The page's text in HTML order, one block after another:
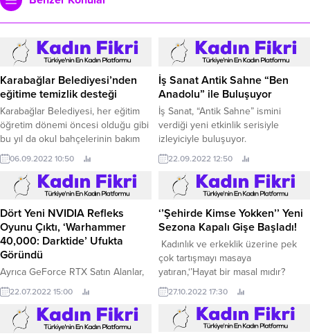
Karabağlar Belediyesi’nden
eğitime temizlik desteği
Karabağlar Belediyesi, her eğitim
öğretim dönemi öncesi olduğu gibi
bu yıl da okul bahçelerinin bakım
ve temizliklerini yapıyor.
06.09.2022 10:50
İş Sanat Antik Sahne “Ben
Anadolu” ile Buluşuyor
İş Sanat, “Antik Sahne” ismini
verdiği yeni etkinlik serisiyle
izleyiciyle buluşuyor.
22.09.2022 12:50
Dört Yeni NVIDIA Refleks
Oyunu Çıktı, ‘Warhammer
40,000: Darktide’ Ufukta
Göründü
Ayrıca GeForce RTX Satın Alanlar,
Eternal" ve daha fazlasına sahip
olacak! NVIDIA Reflex teknolojisi
22.07.2022 15:00
‘’Şehirde Kimse Yokken’’ Yeni
Sezona Kapalı Gişe Başladı!
Kadınlık ve erkeklik üzerine pek
çok tartışmayı masaya
yatıran,‘’Hayat bir masal mıdır?
Masalsa bir sonu var mıdır? Mutlu
son yoksa bu hayatta o zaman
hayat dediğimiz şey masal mı, acı
gerçeğin ta kendisi mi?’’ sorularına
27.10.2022 17:30